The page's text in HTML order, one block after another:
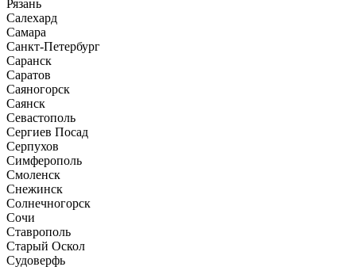
Рязань
Салехард
Самара
Санкт-Петербург
Саранск
Саратов
Саяногорск
Саянск
Севастополь
Сергиев Посад
Серпухов
Симферополь
Смоленск
Снежинск
Солнечногорск
Сочи
Ставрополь
Старый Оскол
Судоверфь